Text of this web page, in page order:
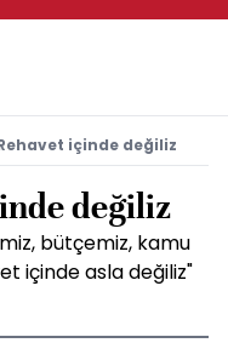
içinde değiliz
değiliz
bütçemiz, kamu
içinde asla değiliz"